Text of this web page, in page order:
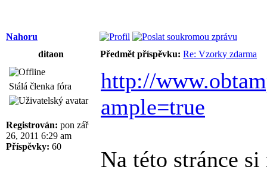
Nahoru
ditaon
Předmět příspěvku: Re: Vzorky zdarma
Stálá členka fóra
Registrován: pon zář
26, 2011 6:29 am
Příspěvky: 60
http://
ample=true
Na této stránce